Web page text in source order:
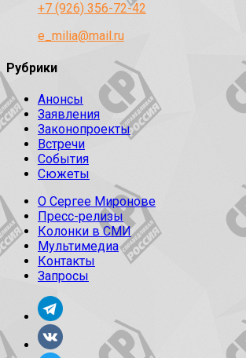
+7 (926) 356-72-42
e_milia@mail.ru
Рубрики
Анонсы
Заявления
Законопроекты
Встречи
События
Сюжеты
О Сергее Миронове
Пресс-релизы
Колонки в СМИ
Мультимедиа
Контакты
Запросы